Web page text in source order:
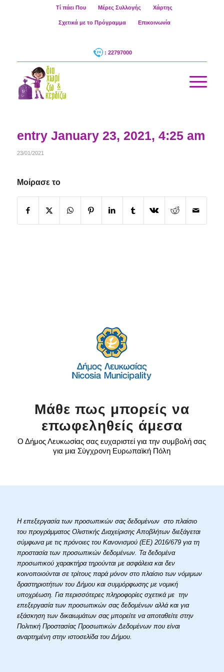
Τί πάει Που Μέρες Συλλογής Χάρτης
Σχετικά με το Πρόγραμμα Επικοινωνία
: 22797000
entry January 23, 2021, 4:25 am
23/01/2021
Μοίρασε το
Μάθε πως μπορείς να
επωφεληθείς άμεσα
Ο Δήμος Λευκωσίας σας ευχαριστεί για την συμβολή σας
για μια Σύγχρονη Ευρωπαϊκή Πόλη
Η επεξεργασία των προσωπικών σας δεδομένων στο πλαίσιο
του προγράμματος Ολιστικής Διαχείρισης Αποβλήτων διεξάγεται
σύμφωνα με τις πρόνοιες του Κανονισμού (ΕΕ) 2016/679 για τη
προστασία των προσωπικών δεδομένων. Τα δεδομένα
προσωπικού χαρακτήρα τηρούνται με ασφάλεια και δεν
κοινοποιούνται σε τρίτους παρά μόνον στο πλαίσιο των νόμιμων
δραστηριοτήτων του Δήμου και συμμόρφωσης με νομική
υποχρέωση. Για περισσότερες πληροφορίες σχετικά με την
επεξεργασία των προσωπικών σας δεδομένων αλλά και για
εξάσκηση των δικαιωμάτων σας μπορείτε να αποταθείτε στην
Πολιτική Προστασίας Προσωπικών Δεδομένων που είναι
αναρτημένη στην ιστοσελίδα του Δήμου.